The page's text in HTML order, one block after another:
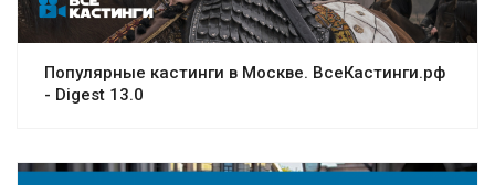
Популярные кастинги в Москве. ВсеКастинги.рф
- Digest 13.0